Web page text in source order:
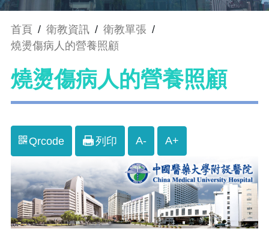
首頁 / 衛教資訊 / 衛教單張 /
燒燙傷病人的營養照顧
燒燙傷病人的營養照顧
Qrcode 列印 A- A+